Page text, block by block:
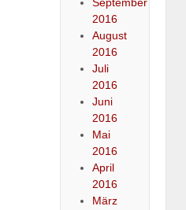
2016
August
2016
Juli
2016
Juni
2016
Mai
2016
April
2016
März